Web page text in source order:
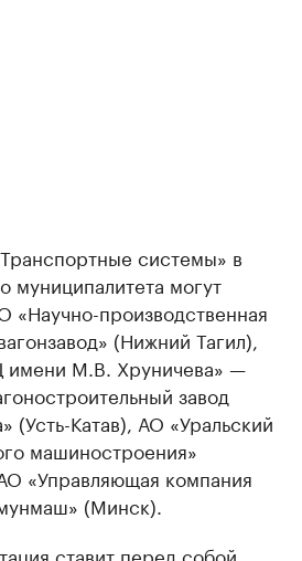
системы» в
муниципалитета могут
«Научно-производственная
(Нижний Тагил),
имени М.В. Хруничева» —
завод
(Усть-Катав), АО «Уральский
машиностроения»
«Управляющая компания
(Минск).
ставит перед собой